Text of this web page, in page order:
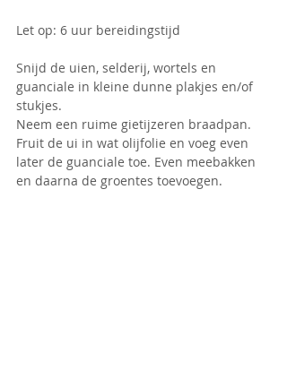
Let op: 6 uur bereidingstijd
Snijd de uien, selderij, wortels en
guanciale in kleine dunne plakjes en/of
stukjes.
Neem een ruime gietijzeren braadpan.
Fruit de ui in wat olijfolie en voeg even
later de guanciale toe. Even meebakken
en daarna de groentes toevoegen.